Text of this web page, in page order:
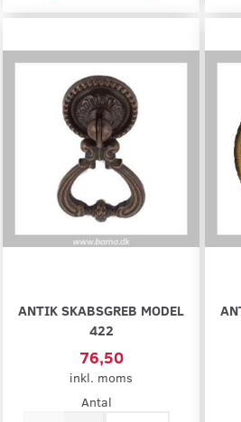
ANTIK SKABSGREB MODEL
422
76,50
inkl. moms
Antal